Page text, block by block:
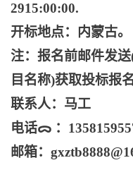
2915:00:00.
开标地点：内蒙古。
注：报名前邮件发送
目名称)获取投标报
联系人：马工
电话ᯅ‌ ：
邮箱：